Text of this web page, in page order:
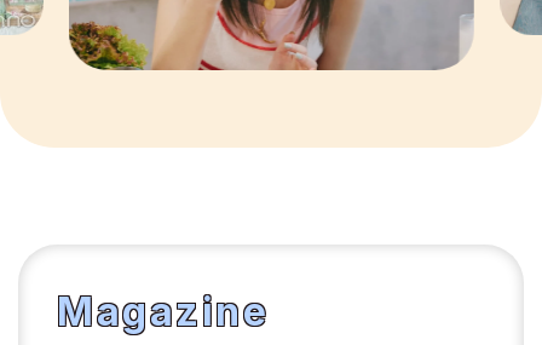
9
10
2
Magazine